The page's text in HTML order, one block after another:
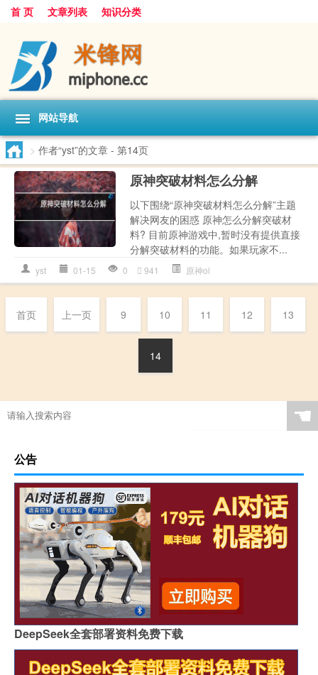
首 页 文章列表 知识分类
网站导航
> 作者“yst”的文章 - 第14页
原神突破材料怎么分解
以下围绕“原神突破材料怎么分解”主题
解决网友的困惑 原神怎么分解突破材
料? 目前原神游戏中,暂时没有提供直接
分解突破材料的功能。如果玩家不...
yst 01-15 0 941 原神ol
首页 上一页 9 10 11 12 13
14
☚
公告
DeepSeek全套部署资料免费下载